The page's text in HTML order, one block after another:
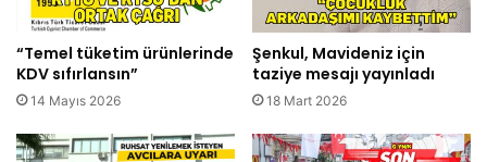
“Temel tüketim ürünlerinde
KDV sıfırlansın”
14 Mayıs 2026
Şenkul, Mavideniz için
taziye mesajı yayınladı
18 Mart 2026